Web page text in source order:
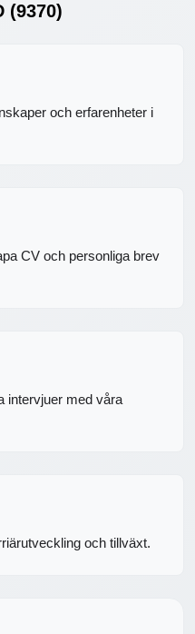
(9370)
och erfarenheter i
CV och personliga brev
intervjuer med våra
och tillväxt.